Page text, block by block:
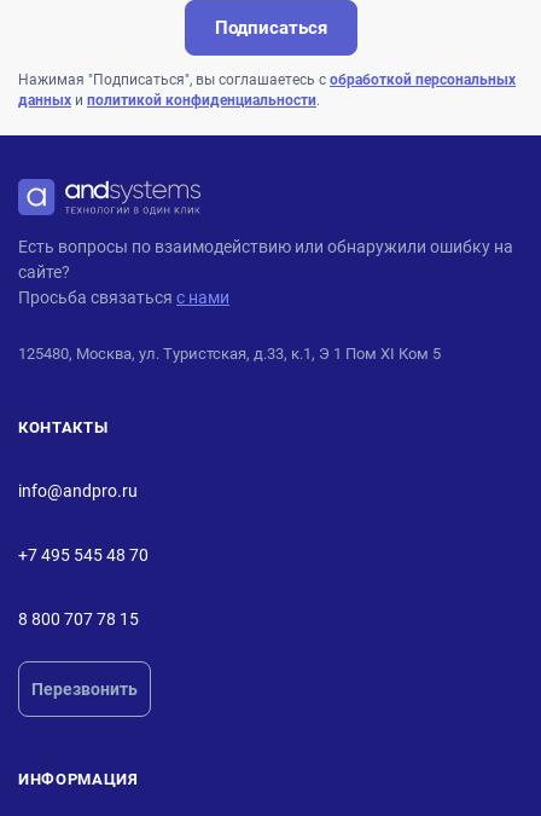
Подписаться
Нажимая "Подписаться", вы соглашаетесь с обработкой персональных
данных и политикой конфиденциальности.
ANDPRO
Есть вопросы по взаимодействию или обнаружили ошибку на
сайте?
Просьба связаться с нами
125480, Москва, ул. Туристская, д.33, к.1, Э 1 Пом XI Ком 5
КОНТАКТЫ
info@andpro.ru
+7 495 545 48 70
8 800 707 78 15
Перезвонить
ИНФОРМАЦИЯ